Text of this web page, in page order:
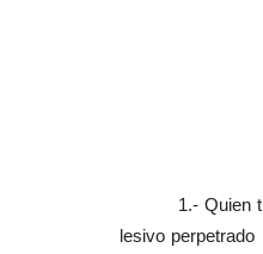
1.- Quien tiene
lesivo